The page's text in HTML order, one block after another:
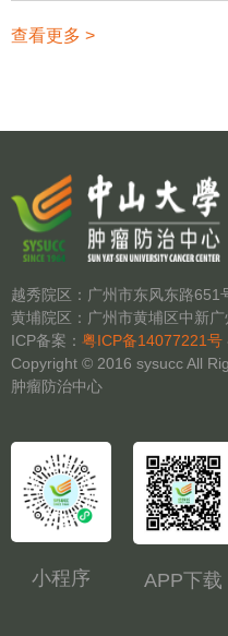
查看更多 >
越秀院区：广州市东风东路651
黄埔院区：广州市黄埔区中新
ICP备案： 粤ICP备14077221号
Copyright © 2016 sysucc All
肿瘤防治中心
小程序 APP下载